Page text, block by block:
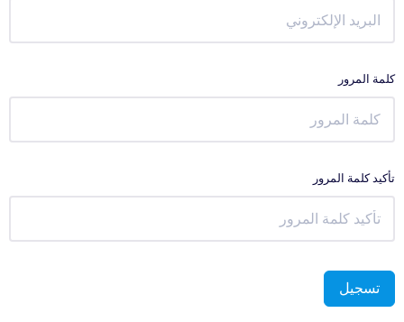
كلمة المرور
تأكيد كلمة المرور
تسجيل